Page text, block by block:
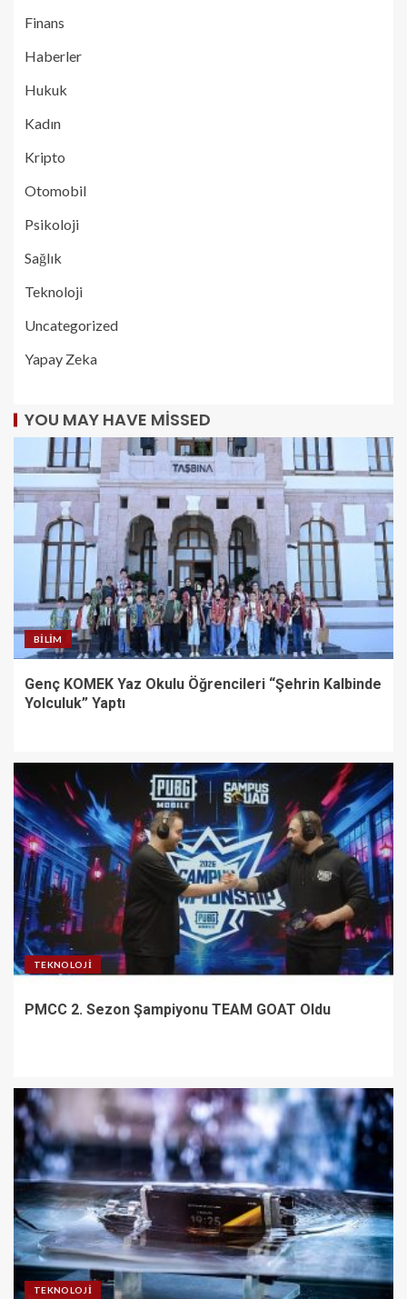
Finans
Haberler
Hukuk
Kadın
Kripto
Otomobil
Psikoloji
Sağlık
Teknoloji
Uncategorized
Yapay Zeka
YOU MAY HAVE MISSED
BILIM
Genç KOMEK Yaz Okulu Öğrencileri “Şehrin Kalbinde
Yolculuk” Yaptı
TEKNOLOJI
PMCC 2. Sezon Şampiyonu TEAM GOAT Oldu
TEKNOLOJI